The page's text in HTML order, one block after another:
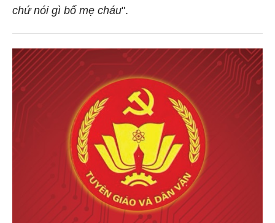
chứ nói gì bố mẹ cháu".